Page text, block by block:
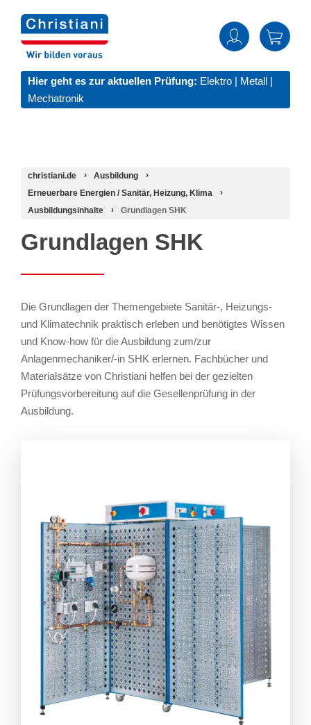
Hier geht es zur aktuellen Prüfung: Elektro | Metall |
Mechatronik
christiani.de
Ausbildung
Erneuerbare Energien / Sanitär, Heizung, Klima
Ausbildungsinhalte
Grundlagen SHK
Grundlagen SHK
Die Grundlagen der Themengebiete Sanitär-, Heizungs-
und Klimatechnik praktisch erleben und benötigtes Wissen
und Know-how für die Ausbildung zum/zur
Anlagenmechaniker/-in SHK erlernen. Fachbücher und
Materialsätze von Christiani helfen bei der gezielten
Prüfungsvorbereitung auf die Gesellenprüfung in der
Ausbildung.